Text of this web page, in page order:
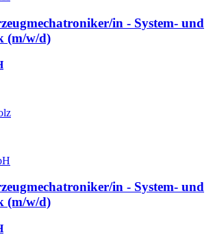
in - System- und
(m/w/d)
in - System- und
(m/w/d)